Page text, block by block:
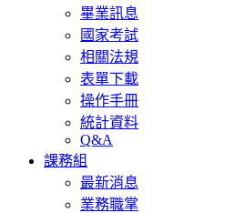
畢業訊息
國家考試
相關法規
表單下載
操作手冊
統計資料
Q&A
課務組
最新消息
業務職掌